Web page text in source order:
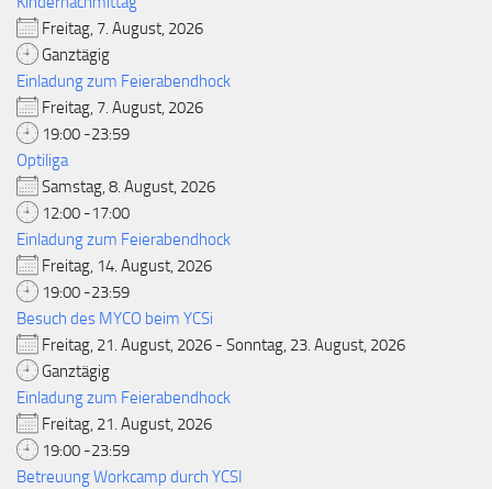
Freitag, 7. August, 2026
Ganztägig
Einladung zum Feierabendhock
Freitag, 7. August, 2026
19:00 -23:59
Optiliga
Samstag, 8. August, 2026
12:00 -17:00
Einladung zum Feierabendhock
Freitag, 14. August, 2026
19:00 -23:59
Besuch des MYCO beim YCSi
Freitag, 21. August, 2026 - Sonntag, 23. August, 2026
Ganztägig
Einladung zum Feierabendhock
Freitag, 21. August, 2026
19:00 -23:59
Betreuung Workcamp durch YCSI